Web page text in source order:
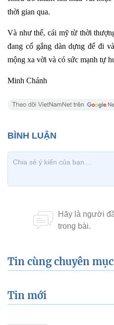
thời gian qua.
Và như thế, cái mỹ từ thời
đang cố gắng dàn dựng để đi
mộng xa vời và có sức mạnh tự
Minh Chánh
Tin cùng chuyên mục
Tin mới